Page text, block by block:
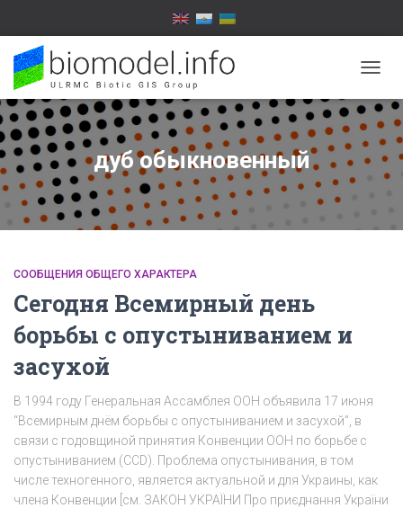
дуб обыкновенный
СООБЩЕНИЯ ОБЩЕГО ХАРАКТЕРА
Сегодня Всемирный день
борьбы с опустыниванием и
засухой
В 1994 году Генеральная Ассамблея ООН объявила 17 июня
“Всемирным днём борьбы с опустыниванием и засухой”, в
связи с годовщиной принятия Конвенции ООН по борьбе с
опустыниванием (CCD). Проблема опустынивания, в том
числе техногенного, является актуальной и для Украины, как
члена Конвенции [см. ЗАКОН УКРАЇНИ Про приєднання України